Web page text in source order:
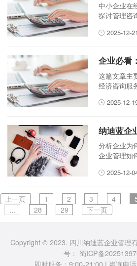
中小企业在
探讨管理咨
的秘诀。
2025-12-21
这篇文章主
经济咨询服
策分析、市
2025-12-
分析企业为
企业管理如
2025-12-
上一页 1 2 3 4
...
28 29 下一页
Copyright © 2023. 四川纳迪蓝企业管
号： 蜀ICP备
即时服务：9:00-21:00 | 咨询电